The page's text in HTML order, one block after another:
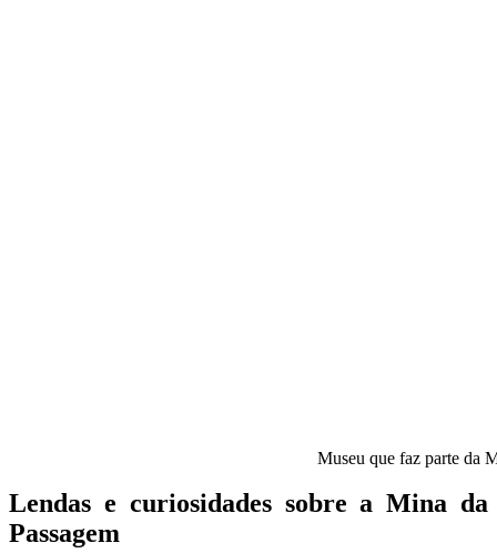
Museu que faz parte da
Lendas e curiosidades sobre a Mina da
Passagem